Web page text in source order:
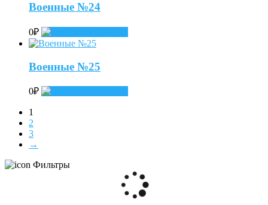
Военные №24
0₽
Военные №25
0₽
1
2
3
→
Фильтры